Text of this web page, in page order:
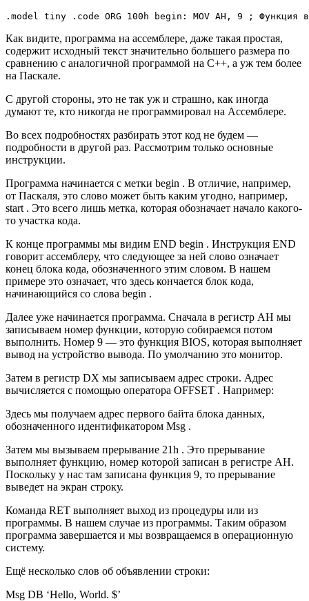
.model tiny .code ORG 100h begin: MOV AH, 9 ; Функция
Как видите, программа на ассемблере, даже такая простая,
содержит исходный текст значительно большего размера по
сравнению с аналогичной программой на С++, а уж тем более
на Паскале.
С другой стороны, это не так уж и страшно, как иногда
думают те, кто никогда не программировал на Ассемблере.
Во всех подробностях разбирать этот код не будем —
подробности в другой раз. Рассмотрим только основные
инструкции.
Программа начинается с метки begin . В отличие, например,
от Паскаля, это слово может быть каким угодно, например,
start . Это всего лишь метка, которая обозначает начало какого-
то участка кода.
К конце программы мы видим END begin . Инструкция END
говорит ассемблеру, что следующее за ней слово означает
конец блока кода, обозначенного этим словом. В нашем
примере это означает, что здесь кончается блок кода,
начинающийся со слова begin .
Далее уже начинается программа. Сначала в регистр АН мы
записываем номер функции, которую собираемся потом
выполнить. Номер 9 — это функция BIOS, которая выполняет
вывод на устройство вывода. По умолчанию это монитор.
Затем в регистр DX мы записываем адрес строки. Адрес
вычисляется с помощью оператора OFFSET . Например:
Здесь мы получаем адрес первого байта блока данных,
обозначенного идентификатором Msg .
Затем мы вызываем прерывание 21h . Это прерывание
выполняет функцию, номер которой записан в регистре АН.
Поскольку у нас там записана функция 9, то прерывание
выведет на экран строку.
Команда RET выполняет выход из процедуры или из
программы. В нашем случае из программы. Таким образом
программа завершается и мы возвращаемся в операционную
систему.
Ещё несколько слов об объявлении строки:
Msg DB ‘Hello, World. $’